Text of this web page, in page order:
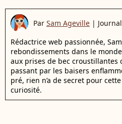
Par Sam Ageville |
Rédactrice web passionnée,
rebondissements dans le
aux prises de bec croustillantes
passant par les baisers
pré, rien n’a de secret pour
curiosité.